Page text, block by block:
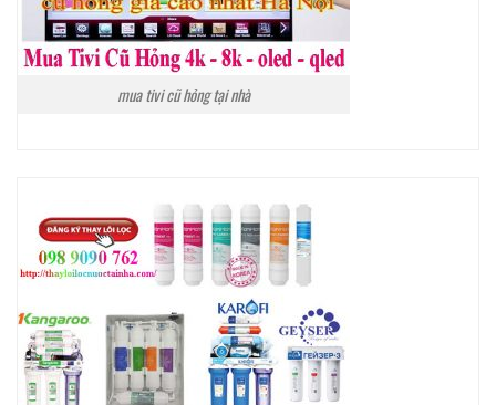
mua tivi cũ hỏng tại nhà